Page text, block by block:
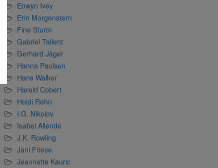
Eowyn Ivey
Erin Morgenstern
Fine Sturm
Gabriel Tallent
Gerhard Jäger
Hanna Paulsen
Hans Walker
Harold Cobert
Heidi Rehn
I.G. Nikolov
Isabel Allende
J.K. Rowling
Jani Friese
Jeannette Kauric